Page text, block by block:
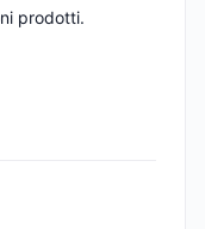
prodotti.